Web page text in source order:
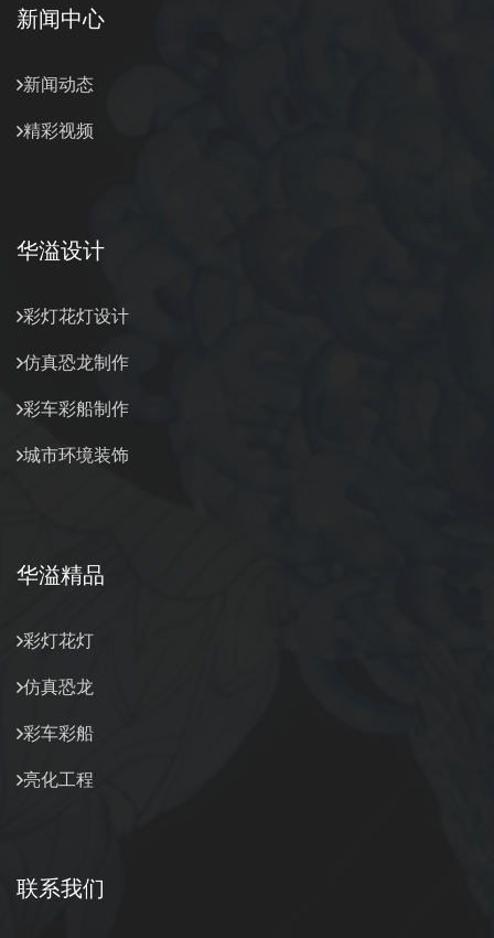
新闻中心
新闻动态
精彩视频
华溢设计
彩灯花灯设计
仿真恐龙制作
彩车彩船制作
城市环境装饰
华溢精品
彩灯花灯
仿真恐龙
彩车彩船
亮化工程
联系我们